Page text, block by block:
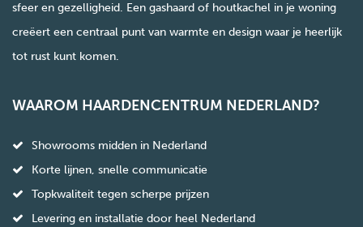
sfeer en gezelligheid. Een gashaard of houtkachel in je woning
creëert een centraal punt van warmte en design waar je heerlijk
tot rust kunt komen.
WAAROM HAARDENCENTRUM NEDERLAND?
Showrooms midden in Nederland
Korte lijnen, snelle communicatie
Topkwaliteit tegen scherpe prijzen
Levering en installatie door heel Nederland